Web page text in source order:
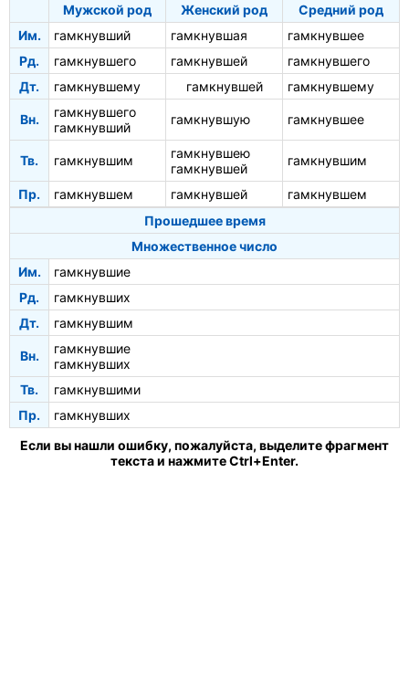
Мужской род Женский род
Средний род
Им.
гамкнувший гамкнувшая
гамкнувшее
Рд.
гамкнувшего гамкнувшей
гамкнувшего
Дт.
гамкнувшему гамкнувшей гамкнувшему
Вн.
гамкнувшего
гамкнувший
гамкнувшую гамкнувшее
Тв. гамкнувшим
гамкнувшею
гамкнувшей
гамкнувшим
Пр. гамкнувшем гамкнувшей
гамкнувшем
Прошедшее время
Множественное число
Им.
гамкнувшие
Рд.
гамкнувших
Дт.
гамкнувшим
Вн.
гамкнувшие
гамкнувших
Тв.
гамкнувшими
Пр.
гамкнувших
Если вы нашли ошибку, пожалуйста, выделите фрагмент
текста и нажмите Ctrl+Enter.